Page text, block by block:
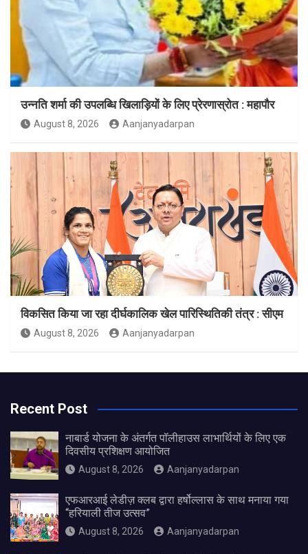
उन्नति शर्मा की उपलब्धि खिलाड़ियों के लिए प्रेरणास्रोत : महापौर
August 8, 2026 Aanjanyadarpan
विकसित किया जा रहा दीर्घकालिक खेल पारिस्थितिकी तंत्र : सीएम
August 8, 2026 Aanjanyadarpan
Recent Post
नाबार्ड योजना के अंतर्गत पॉलीहाउस लाभार्थियों के लिए एक
दिवसीय प्रशिक्षण आयोजित
August 8, 2026 Aanjanyadarpan
एफआरआई लेडीज़ क्लब द्वारा हर्षोल्लास के साथ मनाया गया
“हरियाली तीज उत्सव”
August 8, 2026 Aanjanyadarpan